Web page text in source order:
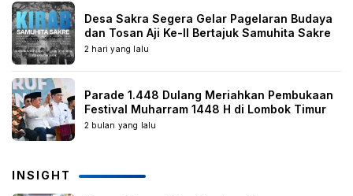
Desa Sakra Segera Gelar Pagelaran Budaya
dan Tosan Aji Ke-II Bertajuk Samuhita Sakre
2 hari yang lalu
Parade 1.448 Dulang Meriahkan Pembukaan
Festival Muharram 1448 H di Lombok Timur
2 bulan yang lalu
INSIGHT